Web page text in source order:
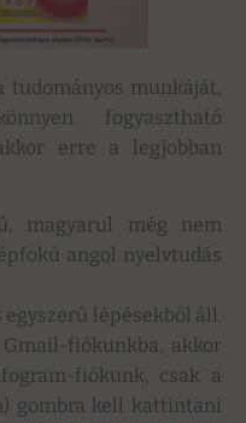
munkáját,
fogyasztható
erre a legjobban
magyarul még nem
angol nyelvtudás
lépésekből áll.
fiókunkba, akkor
fiókunk, csak a
gombra kell kattintani